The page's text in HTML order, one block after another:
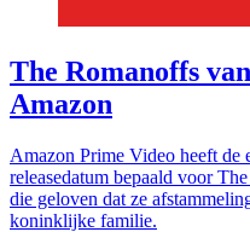
The Romanoffs
Amazon
Amazon Prime Video heeft de
releasedatum bepaald voor
die geloven dat ze
koninklijke familie.